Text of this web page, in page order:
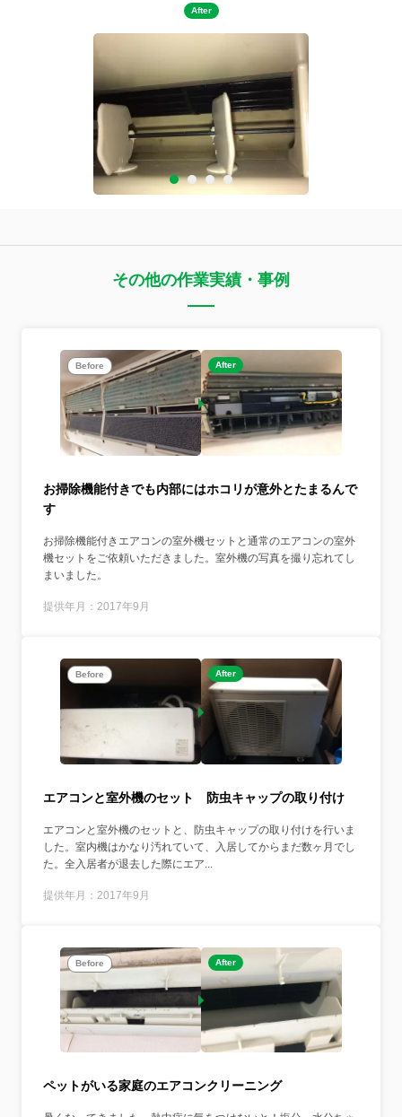
After
その他の作業実績・事例
Before After
お掃除機能付きでも内部にはホコリが意外とたまるんで
す
お掃除機能付きエアコンの室外機セットと通常のエアコンの室外
機セットをご依頼いただきました。室外機の写真を撮り忘れてし
まいました。
提供年月：2017年9月
Before After
エアコンと室外機のセット 防虫キャップの取り付け
エアコンと室外機のセットと、防虫キャップの取り付けを行いま
した。室内機はかなり汚れていて、入居してからまだ数ヶ月でし
た。全入居者が退去した際にエア...
提供年月：2017年9月
Before After
ペットがいる家庭のエアコンクリーニング